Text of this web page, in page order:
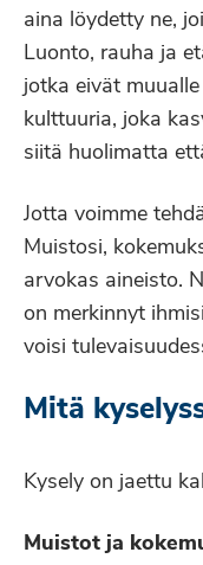
aina löydetty ne,
Luonto, rauha ja
jotka eivät
kulttuuria, joka
siitä huolimatta
Jotta voimme
Muistosi,
arvokas aineisto.
on merkinnyt
voisi
Mitä
Kysely on jaettu
Muistot ja